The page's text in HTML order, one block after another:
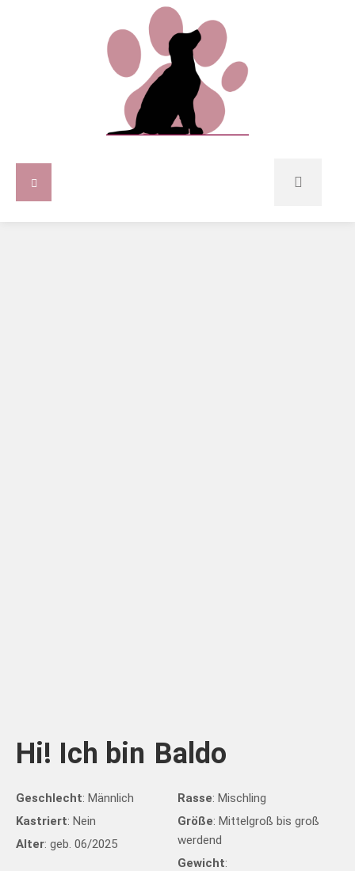
Hi! Ich bin Baldo
Geschlecht: Männlich
Kastriert: Nein
Alter: geb. 06/2025
Rasse: Mischling
Größe: Mittelgroß bis groß
werdend
Gewicht: